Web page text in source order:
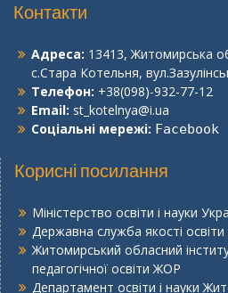
Контакти
Адреса: 13413, Житомирська
с.Стара Котельня,
Телефон: +38(098)-932-77-12
Email: st_kotelnya@i.ua
Соціальні мережі: Facebook
Корисні посилання
Міністерство освіти і науки
Державна служба якості освіти
Житомирський обласний
педагогічної освіти ЖОР
Департамент освіти і науки